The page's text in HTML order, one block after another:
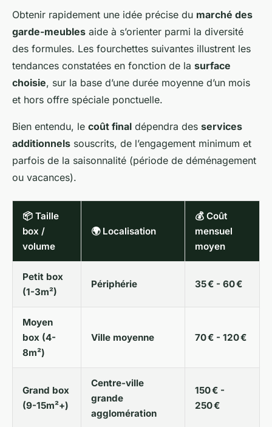
Obtenir rapidement une idée précise du marché des
garde-meubles aide à s’orienter parmi la diversité
des formules. Les fourchettes suivantes illustrent les
tendances constatées en fonction de la surface
choisie, sur la base d’une durée moyenne d’un mois
et hors offre spéciale ponctuelle.
Bien entendu, le coût final dépendra des services
additionnels souscrits, de l’engagement minimum et
parfois de la saisonnalité (période de déménagement
ou vacances).
📦 Taille
box /
volume
🌍 Localisation
💰 Coût
mensuel
moyen
Petit box
(1-3m²)
Périphérie 35 € - 60 €
Moyen
box (4-
8m²)
Ville moyenne 70 € - 120 €
Grand box
(9-15m²+)
Centre-ville
grande
agglomération
150 € -
250 €